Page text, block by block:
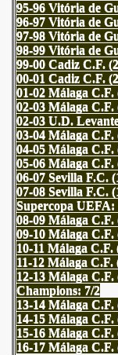
95-96 Vitória de
96-97 Vitória de
97-98 Vitória de
98-99 Vitória de
99-00 Cadiz C.F.
00-01 Cadiz C.F.
01-02 Málaga C.F.
02-03 Málaga
02-03 U.D.
03-04 Málaga C.F.
04-05 Málaga C.F.
05-06 Málaga C.F.
06-07 Sevilla F.C.
07-08 Sevilla F.C.
Supercopa UEFA:
08-09 Málaga
09-10 Málaga
10-11 Málaga
11-12 Málaga
12-13 Málaga
Champions: 7/2
13-14 Málaga
14-15 Málaga
15-16 Málaga C.F.
16-17 Málaga